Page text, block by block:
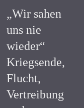
„Wir sahen
uns nie
wieder“
Kriegsende,
Flucht,
Vertreibung